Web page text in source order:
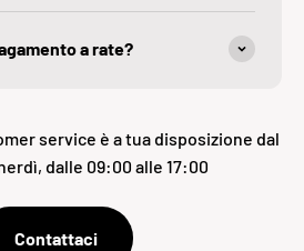
a rate?
service è a tua disposizione dal
dalle 09:00 alle 17:00
Contattaci